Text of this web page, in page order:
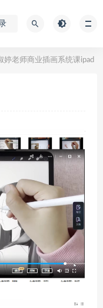
婷老师商业插画系统课ipad